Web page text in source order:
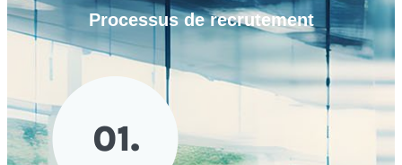
Processus derecrutement